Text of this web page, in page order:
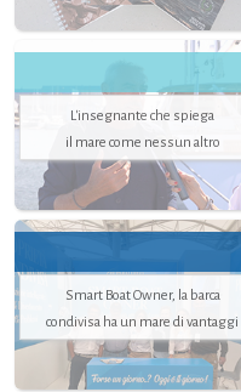
L'insegnante che spiega
il mare come nessun altro
Smart Boat Owner, la barca
condivisa ha un mare di vantaggi